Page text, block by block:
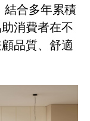
結合多年累積
消費者在不
品質、舒適